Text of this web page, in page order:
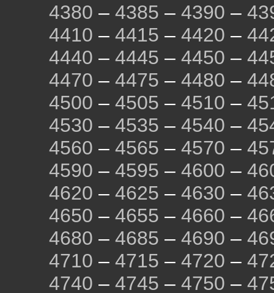
4380 – 4385 – 4390 –
4410 – 4415 – 4420 –
4440 – 4445 – 4450 –
4470 – 4475 – 4480 –
4500 – 4505 – 4510 –
4530 – 4535 – 4540 –
4560 – 4565 – 4570 –
4590 – 4595 – 4600 –
4620 – 4625 – 4630 –
4650 – 4655 – 4660 –
4680 – 4685 – 4690 –
4710 – 4715 – 4720 –
4740 – 4745 – 4750 –